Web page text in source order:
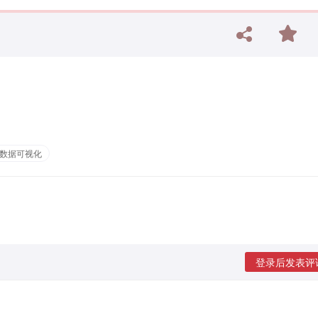
数据可视化
登录后发表评